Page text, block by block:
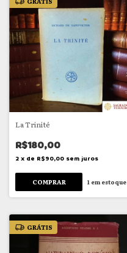
La Trinité
R$180,00
2 x de R$90,00 sem juros
1 em estoque
GRÁTIS